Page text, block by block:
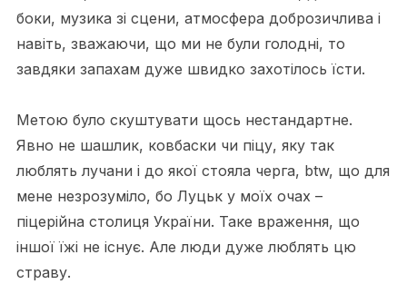
боки, музика зі сцени, атмосфера доброзичлива і
навіть, зважаючи, що ми не були голодні, то
завдяки запахам дуже швидко захотілось їсти.
Метою було скуштувати щось нестандартне.
Явно не шашлик, ковбаски чи піцу, яку так
люблять лучани і до якої стояла черга, btw, що для
мене незрозуміло, бо Луцьк у моїх очах –
піцерійна столиця України. Таке враження, що
іншої їжі не існує. Але люди дуже люблять цю
страву.